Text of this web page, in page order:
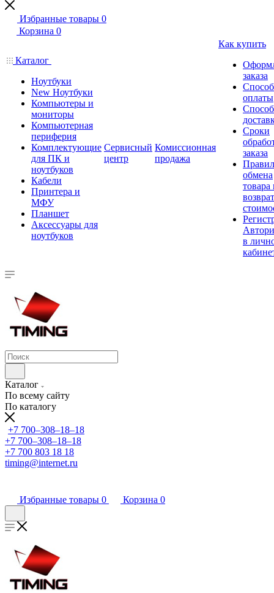
Избранные товары 0
Корзина 0
Каталог
Ноутбуки
New Ноутбуки
Компьютеры и
мониторы
Компьютерная
периферия
Комплектующие
для ПК и
ноутбуков
Кабели
Принтера и
МФУ
Планшет
Аксессуары для
ноутбуков
Сервисный
центр
Комиссионная
продажа
Как купить
заказа
оплаты
Сроки
заказа
обмена
товара
в
Каталог
По всему сайту
По каталогу
+7 700‒308‒18‒18
+7 700‒308‒18‒18
+7 700 803 18 18
timing@internet.ru
Избранные товары 0 Корзина 0